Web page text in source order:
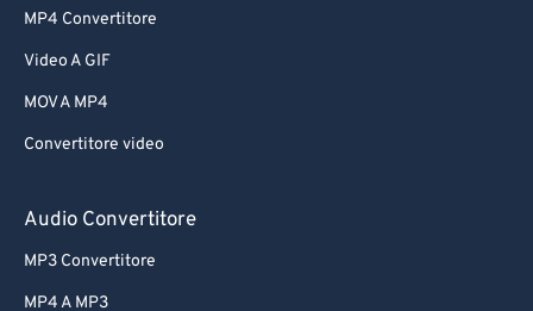
MP4 Convertitore
Video A GIF
MOV A MP4
Convertitore video
Audio Convertitore
MP3 Convertitore
MP4 A MP3